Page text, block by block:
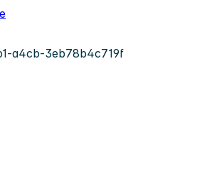
a4cb-3eb78b4c719f